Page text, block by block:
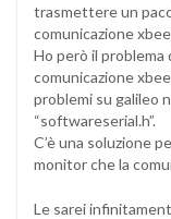
trasmettere un
comunicazione
Ho però il
comunicazione
problemi su galileo
“softwareserial.h”.
C’è una soluzione
monitor che la
Le sarei